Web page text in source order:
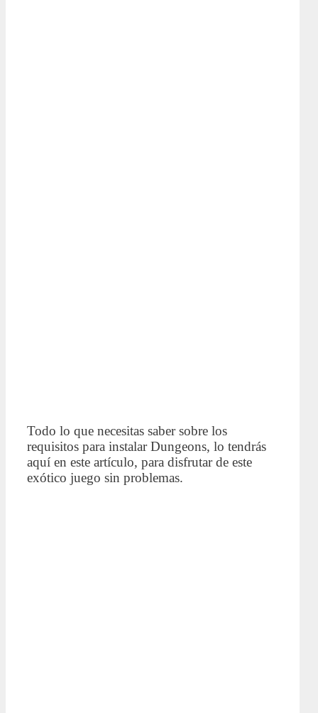
Todo lo que necesitas saber sobre los
requisitos para instalar Dungeons, lo tendrás
aquí en este artículo, para disfrutar de este
exótico juego sin problemas.